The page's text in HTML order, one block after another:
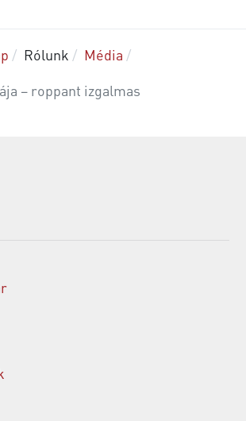
Rólunk
Média
– roppant izgalmas